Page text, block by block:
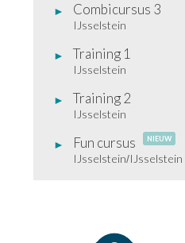
Combicursus 3
IJsselstein
Training 1
IJsselstein
Training 2
IJsselstein
Fun cursus NIEUW
IJsselstein/IJsselstein